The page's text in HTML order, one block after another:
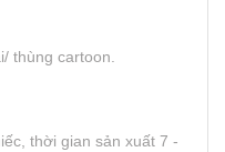
thùng cartoon.
thời gian sản xuất 7 -